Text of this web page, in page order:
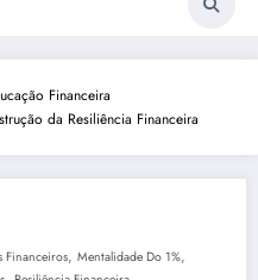
Financeira
da Resiliência Financeira
Financeiros, Mentalidade Do 1%,